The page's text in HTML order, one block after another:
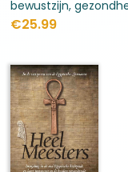
bewustzijn,
leefstijl en wat kan
€25.99